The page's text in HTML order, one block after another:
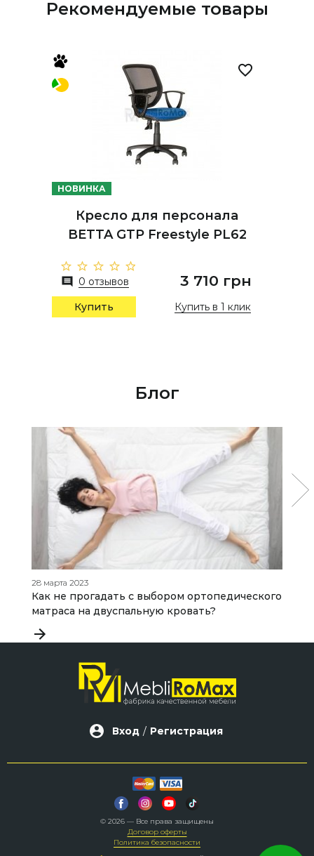
Рекомендуемые товары
НОВИНКА
Кресло для персонала
BETTA GTP Freestyle PL62
0 отзывов 3 710 грн
Купить Купить в 1 клик
Блог
28 марта 2023
Как не прогадать с выбором ортопедического
матраса на двуспальную кровать?
Вход / Регистрация
© 2026 — Все права защищены
Договор оферты
Политика безопасности